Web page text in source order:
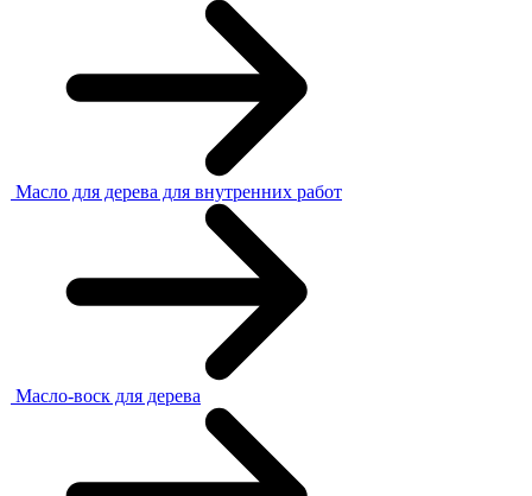
Масло для дерева для внутренних работ
Масло-воск для дерева